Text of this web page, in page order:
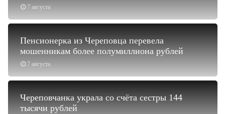
7 августа
7 августа
Пенсионерка из Череповца перевела
мошенникам более полумиллиона рублей
Череповчанка украла со счёта сестры 144
тысячи рублей